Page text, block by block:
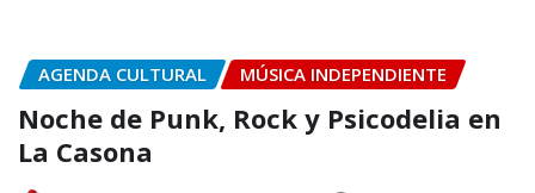
AGENDA CULTURAL MÚSICA INDEPENDIENTE
Noche de Punk, Rock y Psicodelia en
La Casona